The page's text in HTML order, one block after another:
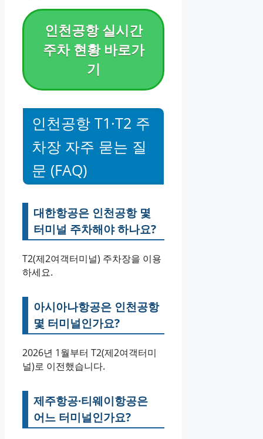
인천공항 실시간
주차 현황 바로가
기
인천공항 T1·T2 주
차장 자주 묻는 질
문 (FAQ)
대한항공은 인천공항 몇
터미널 주차해야 하나요?
T2(제2여객터미널) 주차장을 이용
하세요.
아시아나항공은 인천공항
몇 터미널인가요?
2026년 1월부터 T2(제2여객터미
널)로 이전했습니다.
제주항공·티웨이항공은
어느 터미널인가요?